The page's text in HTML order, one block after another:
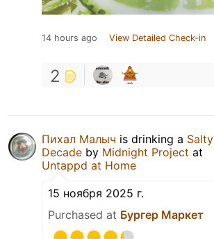
14 hours ago View Detailed Check-in
2
Пихал Малыч is drinking a Salty
Decade by Midnight Project at
Untappd at Home
15 ноября 2025 г.
Purchased at Бургер Маркет